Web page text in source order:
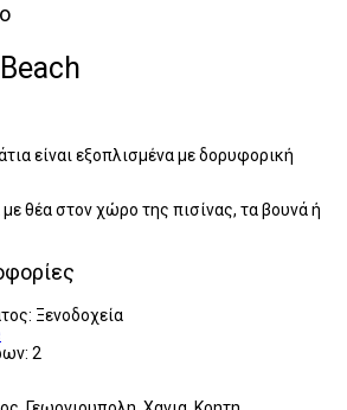
είναι εξοπλισμένα με δορυφορική
θέα στον χώρο της πισίνας, τα βουνά ή
Ξενοδοχεία
2